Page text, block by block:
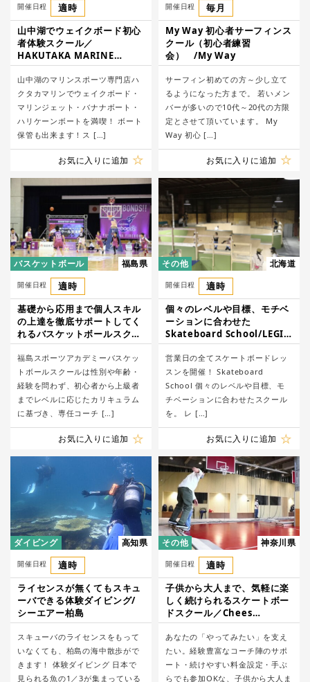
開催日程
適時
山中湖でウェイクボード初心
者体験スクール／
HAKUTAKA MARINE
WAKEBOARD SCHOOL
山中湖のマリンスポーツ専門店ハ
クタカマリンでウェイクボード・
マリンジェット・バナナボート・
ハリケーンボートを満喫！ ボート
保管も出来ます！ス […]
お気に入りに追加
開催日程
毎月
My Way 初心者サーフィンス
クール（初心者練習
会） /My Way
サーフィン初めての方～少し立て
るようになった方まで。 若いメン
バーが多いので10代～20代の方限
定とさせて頂いています。 My
Way 初心 […]
お気に入りに追加
バスケットボール 福島県
開催日程
適時
基礎から応用まで個人スキル
の上達を徹底サポートしてく
れるバスケットボールスクー
ル/福島スポーツアカデミー
福島スポーツアカデミーバスケッ
トボールスクールは性別や年齢・
経験を問わず、初心者から上級者
までレベルに応じたカリキュラム
に基づき、専任コーチ […]
お気に入りに追加
その他 北海道
開催日程
適時
個々のレベルや目標、モチベ
ーションに合わせた
Skateboard School/LEGIT
SKATEPARK
営業日の全てスケートボードレッ
スンを開催！ Skateboard
School 個々のレベルや目標、モ
チベーションに合わせたスクール
を。 レ […]
お気に入りに追加
ダイビング 高知県
開催日程
適時
ライセンスが無くてもスキュ
ーバできる体験ダイビング/
シーエアー柏島
スキューバのライセンスをもって
いなくても、柏島の海中散歩がで
きます！ 体験ダイビング 日本で
見られる魚の1／3が集まっている
その他 神奈川県
開催日程
適時
子供から大人まで、気軽に楽
しく続けられるスケートボー
ドスクール／Chees
Skateboard School
あなたの「やってみたい」を支え
たい。経験豊富なコーチ陣のサポ
ート・続けやすい料金設定・手ぶ
らでも参加OKな、子供から大人ま